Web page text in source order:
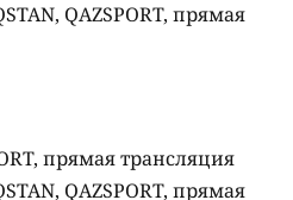
QAZSPORT, прямая
прямая трансляция
QAZSPORT, прямая